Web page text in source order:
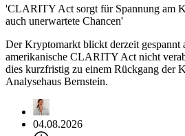
'CLARITY Act sorgt für Spannung am
auch unerwartete Chancen'
Der Kryptomarkt blickt derzeit
amerikanische CLARITY Act nicht
dies kurzfristig zu einem Rückgang der
Analysehaus Bernstein.
04.08.2026